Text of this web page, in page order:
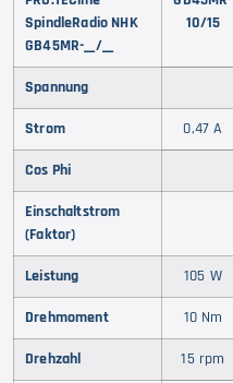
SpindleRadio NHK
GB45MR-__/__
10/15
Spannung
Strom 0,47 A
Cos Phi
Einschaltstrom
(Faktor)
Leistung 105 W
Drehmoment 10 Nm
Drehzahl 15 rpm